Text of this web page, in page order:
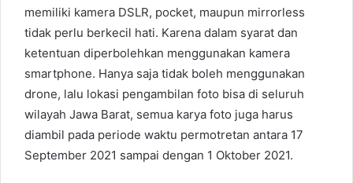
memiliki kamera DSLR, pocket, maupun mirrorless
tidak perlu berkecil hati. Karena dalam syarat dan
ketentuan diperbolehkan menggunakan kamera
smartphone. Hanya saja tidak boleh menggunakan
drone, lalu lokasi pengambilan foto bisa di seluruh
wilayah Jawa Barat, semua karya foto juga harus
diambil pada periode waktu permotretan antara 17
September 2021 sampai dengan 1 Oktober 2021.